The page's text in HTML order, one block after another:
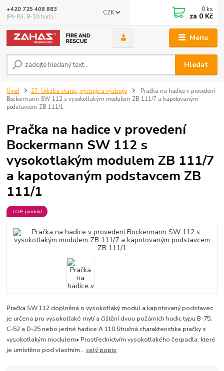
Menu
CZK
Hledat
+420 725 408 883
(Po-Pá, 8-16 hod.)
0 ks
za 0 Kč
Úvod 27. Údržba stanic, výstroje a výzbroje
Pračka na hadice v provedení
Bockermann SW 112 s vysokotlakým modulem ZB 111/7 a kapotovaným
podstavcem ZB 111/1
Pračka na hadice v provedení
Bockermann SW 112 s
vysokotlakým modulem ZB 111/7
a kapotovaným podstavcem ZB
111/1
TOP produkt
Pračka SW 112 doplněná o vysokotlaký modul a kapotovaný podstavec
je určena pro vysokotlaké mytí a čištění dvou požárních hadic typu B-75,
C-52 a D-25 nebo jedné hadice A 110.Stručná charakteristika pračky s
vysokotlakým modulem• Prostřednictvím vysokotlakého čerpadla, které
je umístěno pod vlastním... celý popis